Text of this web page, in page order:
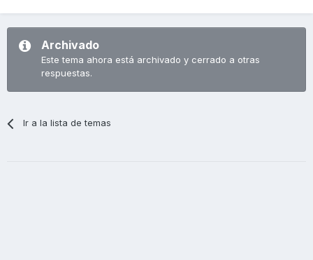
Archivado
Este tema ahora está archivado y cerrado a otras
respuestas.
Ir a la lista de temas